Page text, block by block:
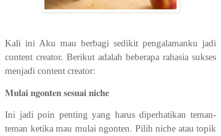
Kali ini Aku mau berbagi sedikit pengalamanku jadi
content creator. Berikut adalah beberapa rahasia sukses
menjadi content creator:
Mulai ngonten sesuai niche
Ini jadi poin penting yang harus diperhatikan teman-
teman ketika mau mulai ngonten. Pilih niche atau topik